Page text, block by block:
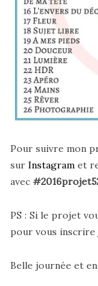
Pour suivre mon
sur Instagram et
avec
PS : Si le projet
pour vous inscrire
Belle journée et